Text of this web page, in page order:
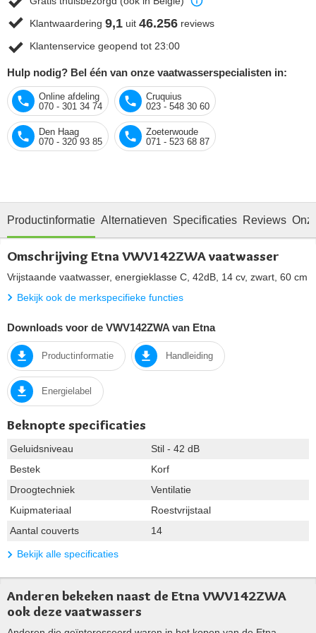
Klantwaardering 9,1 uit 46.256 reviews
Klantenservice geopend tot 23:00
Hulp nodig? Bel één van onze vaatwasserspecialisten in:
Online afdeling
070 - 301 34 74
Cruquius
023 - 548 30 60
Den Haag
070 - 320 93 85
Zoeterwoude
071 - 523 68 87
Productinformatie Alternatieven Specificaties Reviews
Omschrijving Etna VWV142ZWA vaatwasser
Vrijstaande vaatwasser, energieklasse C, 42dB, 14 cv, zwart, 60 cm
Bekijk ook de merkspecifieke functies
Downloads voor de VWV142ZWA van Etna
Productinformatie Handleiding
Energielabel
Beknopte specificaties
Geluidsniveau
Stil - 42 dB
Bestek
Korf
Droogtechniek
Ventilatie
Kuipmateriaal
Roestvrijstaal
Aantal couverts
14
Bekijk alle specificaties
Anderen bekeken naast de Etna VWV142ZWA
ook deze vaatwassers